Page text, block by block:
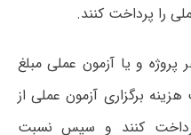
را پرداخت کنند.
پروژه و یا آزمون عملی مبلغ
بابت هزینه برگزاری آزمون عملی از
کنند و سپس نسبت